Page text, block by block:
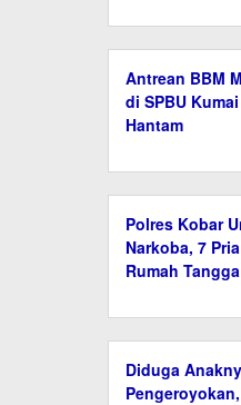
Antrean BBM
di SPBU
Hantam
Polres Kobar
Narkoba, 7
Rumah
Diduga